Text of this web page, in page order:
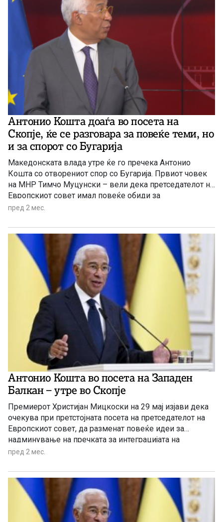
Антонио Кошта доаѓа во посета на
Скопје, ќе се разговара за повеќе теми, но
и за спорот со Бугарија
Македонската влада утре ќе го пречека Антонио
Кошта со отворениот спор со Бугарија. Првиот човек
на МНР Тимчо Муцунски – вели дека претседателот на
Европскиот совет имал повеќе обиди за
постигнување на решение. Во таа насока ќе продолжи
пред 2 мес.
Антонио Кошта во посета на Западен
Балкан – утре во Скопје
Премиерот Христијан Мицкоски на 29 мај изјави дека
очекува при претстојната посета на претседателот на
Европскиот совет, да разменат повеќе идеи за
надминување на пречката за интеграцијата на
државава во Европската унија од, како што рече,
пред 2 мес.